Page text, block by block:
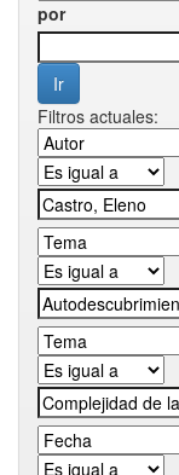
por
Filtros actuales: